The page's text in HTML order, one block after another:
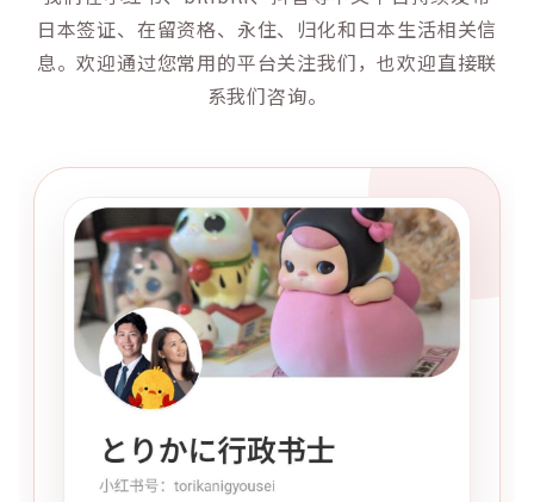
日本签证、在留资格、永住、归化和日本生活相关信
息。欢迎通过您常用的平台关注我们，也欢迎直接联
系我们咨询。